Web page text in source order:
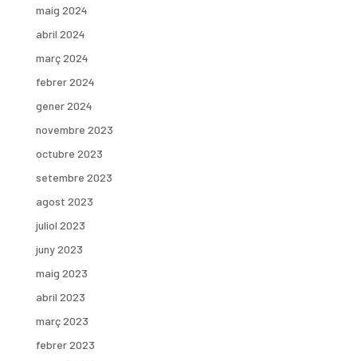
maig 2024
abril 2024
març 2024
febrer 2024
gener 2024
novembre 2023
octubre 2023
setembre 2023
agost 2023
juliol 2023
juny 2023
maig 2023
abril 2023
març 2023
febrer 2023